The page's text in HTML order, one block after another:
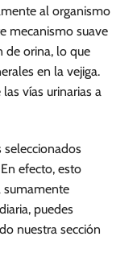
al organismo
mecanismo suave
de orina, lo que
en la vejiga.
vías urinarias a
seleccionados
efecto, esto
sumamente
puedes
nuestra sección